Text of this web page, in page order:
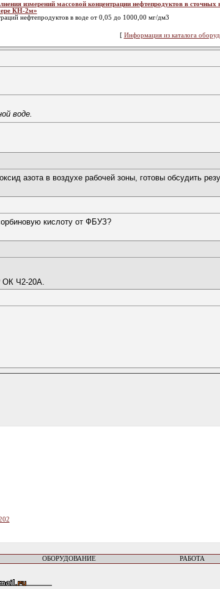
измерений массовой концентрации нефтепродуктов в
КН-2м»
нефтепродуктов в воде от 0,05 до 1000,00 мг/дм3
[ Информация из каталога
воде.
азота в воздухе рабочей зоны, готовы обсудить
кислоту от ФБУЗ?
ОК Ч2-20А.
ОБОРУДОВАНИЕ РАБОТА